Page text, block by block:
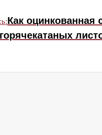
Как оцинкованная